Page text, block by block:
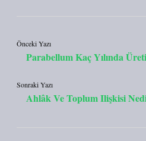
Önceki Yazı
Parabellum Kaç Yılında
Sonraki Yazı
Ahlâk Ve Toplum Ilişkisi